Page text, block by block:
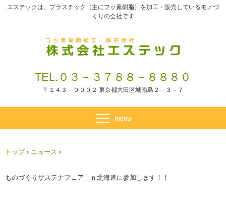
エステックは、プラスチック（主にフッ素樹脂）を加工・販売しているモノづ
くりの会社です
TEL.０３－３７８８－８８８０
〒１４３－０００２ 東京都大田区城南島２－３－７
トップ › ニュース ›
ものづくりサステナフェアｉｎ北海道に参加します！！